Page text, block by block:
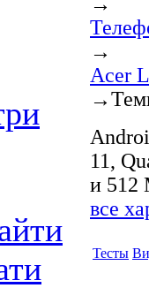
→
Acer
→
11,
и 512
все
Тесты